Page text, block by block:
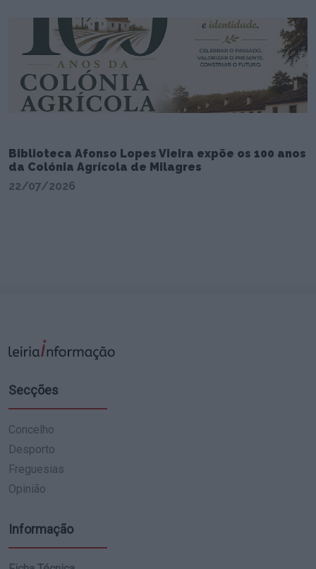
Biblioteca Afonso Lopes Vieira expõe os 100 anos
da Colónia Agrícola de Milagres
22/07/2026
Secções
Concelho
Desporto
Freguesias
Opinião
Informação